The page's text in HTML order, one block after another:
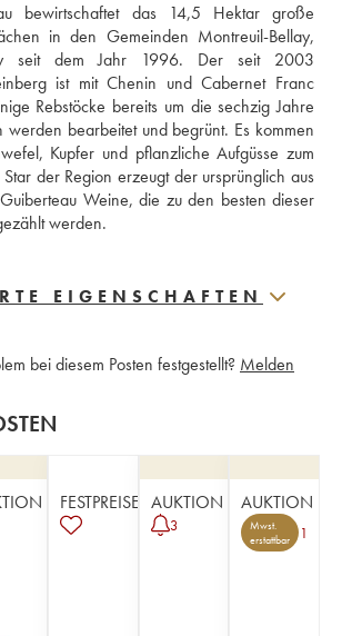
bewirtschaftet das 14,5 Hektar große
in den Gemeinden Montreuil-Bellay,
seit dem Jahr 1996. Der seit 2003
ist mit Chenin und Cabernet Franc
Rebstöcke bereits um die sechzig Jahre
werden bearbeitet und begrünt. Es kommen
Kupfer und pflanzliche Aufgüsse zum
der Region erzeugt der ursprünglich aus
Weine, die zu den besten dieser
werden.
EIGENSCHAFTEN
bei diesem Posten festgestellt? Melden
FESTPREISE AUKTION
3
AUKTION
Mwst.
erstattbar
1